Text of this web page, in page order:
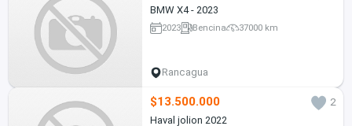
BMW X4 - 2023
2023 Bencina 37000 km
Rancagua
$13.500.000
2
Haval jolion 2022